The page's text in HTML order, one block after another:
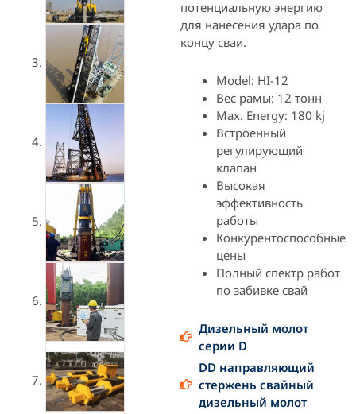
потенциальную энергию
для нанесения удара по
концу сваи.
Model: HI-12
Вес рамы: 12 тонн
Max. Energy: 180 kj
Встроенный
регулирующий
клапан
Высокая
эффективность
работы
Конкурентоспособные
цены
Полный спектр работ
по забивке свай
Дизельный молот
серии D
DD направляющий
стержень свайный
дизельный молот